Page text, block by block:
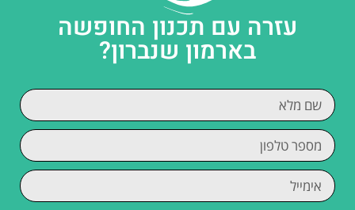
עזרה עם תכנון החופשה
בארמון שנברון?